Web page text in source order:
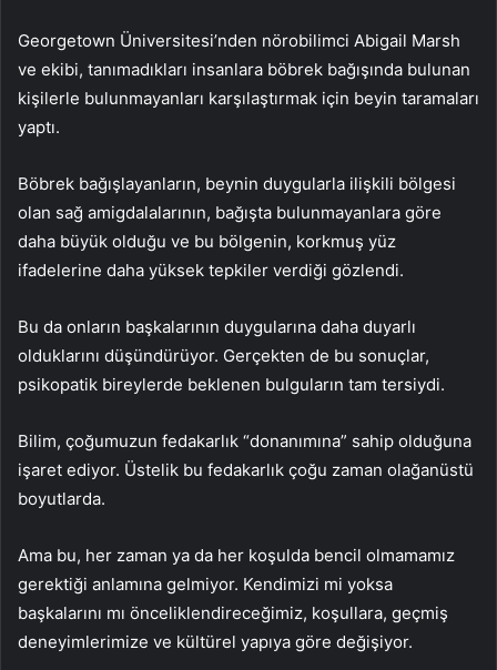
Georgetown Üniversitesi’nden nörobilimci Abigail Marsh
ve ekibi, tanımadıkları insanlara böbrek bağışında bulunan
kişilerle bulunmayanları karşılaştırmak için beyin taramaları
yaptı.
Böbrek bağışlayanların, beynin duygularla ilişkili bölgesi
olan sağ amigdalalarının, bağışta bulunmayanlara göre
daha büyük olduğu ve bu bölgenin, korkmuş yüz
ifadelerine daha yüksek tepkiler verdiği gözlendi.
Bu da onların başkalarının duygularına daha duyarlı
olduklarını düşündürüyor. Gerçekten de bu sonuçlar,
psikopatik bireylerde beklenen bulguların tam tersiydi.
Bilim, çoğumuzun fedakarlık “donanımına” sahip olduğuna
işaret ediyor. Üstelik bu fedakarlık çoğu zaman olağanüstü
boyutlarda.
Ama bu, her zaman ya da her koşulda bencil olmamamız
gerektiği anlamına gelmiyor. Kendimizi mi yoksa
başkalarını mı önceliklendireceğimiz, koşullara, geçmiş
deneyimlerimize ve kültürel yapıya göre değişiyor.